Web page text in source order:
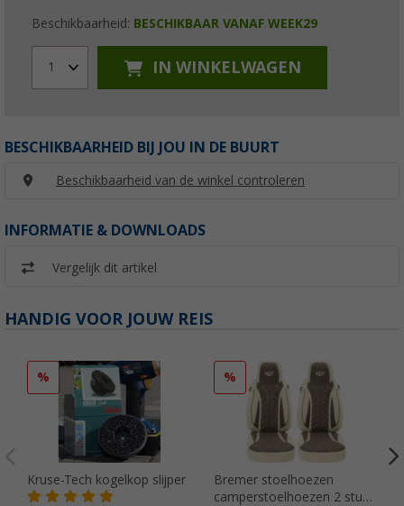
Beschikbaarheid: BESCHIKBAAR VANAF WEEK29
1 IN WINKELWAGEN
BESCHIKBAARHEID BIJ JOU IN DE BUURT
Beschikbaarheid van de winkel controleren
INFORMATIE & DOWNLOADS
Vergelijk dit artikel
HANDIG VOOR JOUW REIS
%
Kruse-Tech kogelkop slijper
%
Bremer stoelhoezen
camperstoelhoezen 2 stuks